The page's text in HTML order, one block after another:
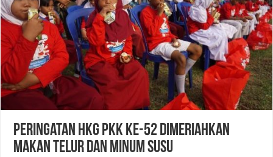
Peringatan HKG PKK ke-52 Dimeriahkan
Makan Telur dan Minum Susu